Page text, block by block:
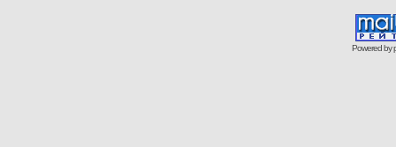
Powered by